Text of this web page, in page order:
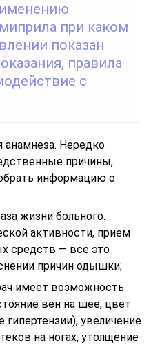
при каком
показан
правила
с
анамнеза. Нередко
причины,
информацию о
жизни больного.
активности, прием
средств — все это
причин одышки;
имеет возможность
вен на шее, цвет
увеличение
на ногах, утолщение